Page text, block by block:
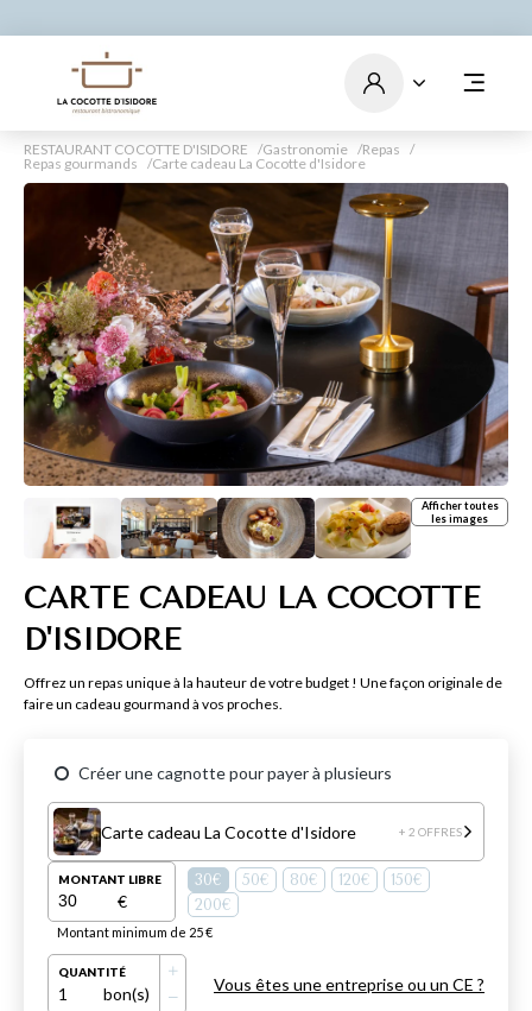
valables 12 mois à compter
RESTAURANT COCOTTE D'ISIDORE Gastronomie
Repas
Repas gourmands
Carte cadeau La Cocotte d'Isidore
Afficher toutes
les images
CARTE CADEAU LA COCOTTE
D'ISIDORE
Offrez un repas unique à la hauteur de votre budget ! Une façon originale de
faire un cadeau gourmand à vos proches.
Créer une cagnotte pour payer à plusieurs
Carte cadeau La Cocotte d'Isidore + 2 OFFRES
MONTANT LIBRE
€
30€ 50€ 80€ 120€
150€
200€
Montant minimum de 25 €
QUANTITÉ
1 bon(s) Vous êtes une entreprise ou un CE ?